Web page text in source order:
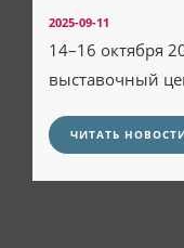
2025-09-11
14–16 октября
выставочный
ЧИТАТЬ